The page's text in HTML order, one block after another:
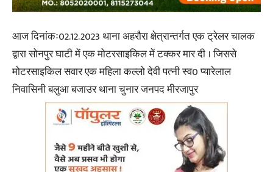
आज दिनांकः02.12.2023 थाना अहरौरा क्षेत्रान्तर्गत एक ट्रेलर चालक
द्वारा सोनपुर घाटी में एक मोटरसाइकिल में टक्कर मार दी । जिससे
मोटरसाइकिल सवार एक महिला कल्लो देवी पत्नी स्व0 प्यारेलाल
निवासिनी बलुआ बजाउर थाना चुनार जनपद मीरजापुर